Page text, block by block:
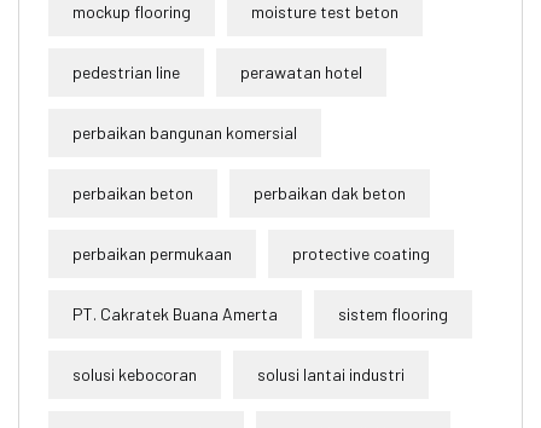
mockup flooring moisture test beton
pedestrian line perawatan hotel
perbaikan bangunan komersial
perbaikan beton perbaikan dak beton
perbaikan permukaan protective coating
PT. Cakratek Buana Amerta sistem flooring
solusi kebocoran solusi lantai industri